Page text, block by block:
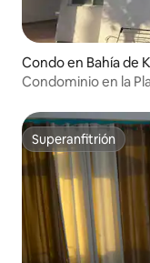
Condo en Bahía de
Condominio en la
Superanfitrión
Superanfitrión